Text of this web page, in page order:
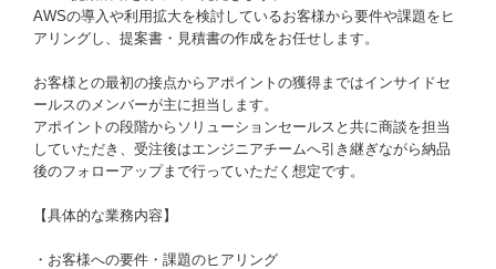
AWSの導入や利用拡大を検討しているお客様から要件や課題をヒ
アリングし、提案書・見積書の作成をお任せします。
お客様との最初の接点からアポイントの獲得まではインサイドセ
ールスのメンバーが主に担当します。
アポイントの段階からソリューションセールスと共に商談を担当
していただき、受注後はエンジニアチームへ引き継ぎながら納品
後のフォローアップまで行っていただく想定です。
【具体的な業務内容】
・お客様への要件・課題のヒアリング